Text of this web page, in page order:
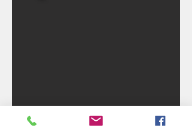
Rénovations personnalisées particuliers et